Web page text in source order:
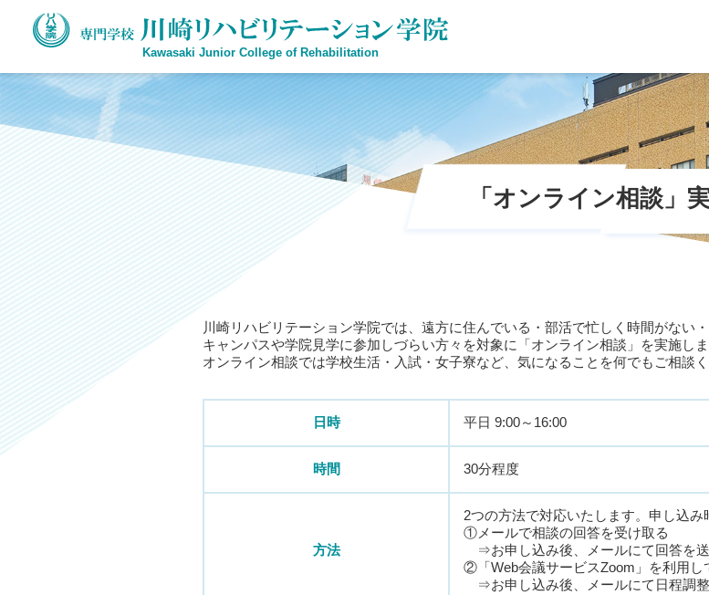
Kawasaki Junior College of Rehabilitation
「オンライン相談」
川崎リハビリテーション学院では、遠方に住んでいる・部活で忙しく時間がない
キャンパスや学院見学に参加しづらい方々を対象に「オンライン相談」を実施しま
オンライン相談では学校生活・入試・女子寮など、気になることを何でもご相談
日時 平日 9:00～16:00
時間 30分程度
方法
2つの方法で対応いたします。申し込み
①メールで相談の回答を受け取る
⇒お申し込み後、メールにて回答を送
②「Web会議サービスZoom」を利用し
⇒お申し込み後、メールにて日程調整